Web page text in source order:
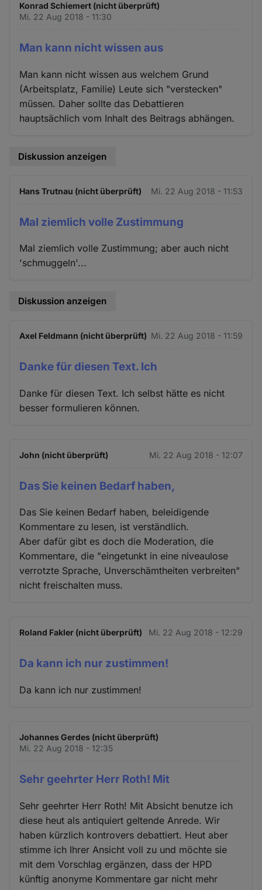
Konrad Schiemert (nicht überprüft)
Mi. 22 Aug 2018 - 11:30
Man kann nicht wissen aus
Man kann nicht wissen aus welchem Grund
(Arbeitsplatz, Familie) Leute sich "verstecken"
müssen. Daher sollte das Debattieren
hauptsächlich vom Inhalt des Beitrags abhängen.
Diskussion anzeigen
Hans Trutnau (nicht überprüft) Mi. 22 Aug 2018 - 11:53
Mal ziemlich volle Zustimmung
Mal ziemlich volle Zustimmung; aber auch nicht
'schmuggeln'...
Diskussion anzeigen
Axel Feldmann (nicht überprüft) Mi. 22 Aug 2018 - 11:59
Danke für diesen Text. Ich
Danke für diesen Text. Ich selbst hätte es nicht
besser formulieren können.
John (nicht überprüft) Mi. 22 Aug 2018 - 12:07
Das Sie keinen Bedarf haben,
Das Sie keinen Bedarf haben, beleidigende
Kommentare zu lesen, ist verständlich.
Aber dafür gibt es doch die Moderation, die
Kommentare, die "eingetunkt in eine niveaulose
verrotzte Sprache, Unverschämtheiten verbreiten"
nicht freischalten muss.
Roland Fakler (nicht überprüft) Mi. 22 Aug 2018 - 12:29
Da kann ich nur zustimmen!
Da kann ich nur zustimmen!
Johannes Gerdes (nicht überprüft)
Mi. 22 Aug 2018 - 12:35
Sehr geehrter Herr Roth! Mit
Sehr geehrter Herr Roth! Mit Absicht benutze ich
diese heut als antiquiert geltende Anrede. Wir
haben kürzlich kontrovers debattiert. Heut aber
stimme ich Ihrer Ansicht voll zu und möchte sie
mit dem Vorschlag ergänzen, dass der HPD
künftig anonyme Kommentare gar nicht mehr